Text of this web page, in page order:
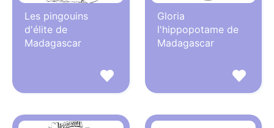
Les pingouins
d'élite de
Madagascar
Gloria
l'hippopotame de
Madagascar